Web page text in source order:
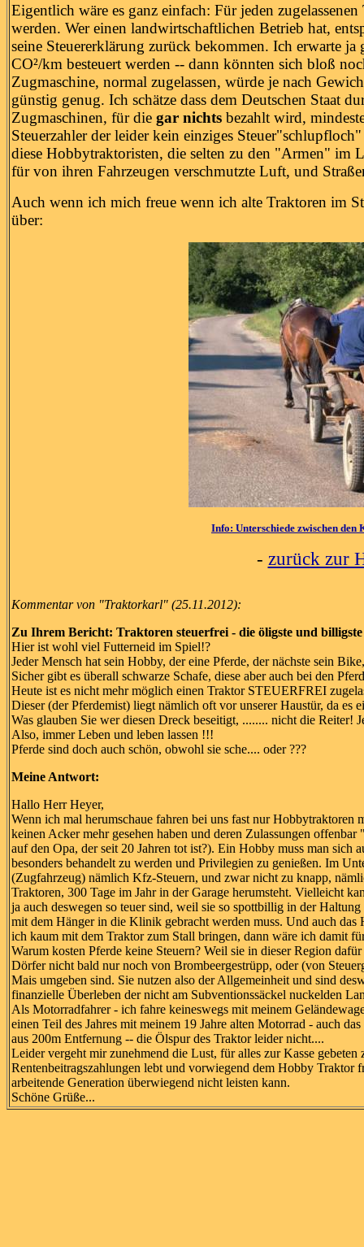
Eigentlich wäre es ganz einfach: Für jeden
werden. Wer einen landwirtschaftlichen Betrieb hat,
seine Steuererklärung zurück bekommen. Ich erwarte
CO²/km besteuert werden -- dann könnten sich bloß
Zugmaschine, normal zugelassen, würde je nach
günstig genug. Ich schätze dass dem Deutschen Staat
Zugmaschinen, für die gar nichts bezahlt wird,
Steuerzahler der leider kein einziges
diese Hobbytraktoristen, die selten zu den "Armen" im
für von ihren Fahrzeugen verschmutzte Luft, und
Auch wenn ich mich freue wenn ich alte Traktoren im
über:
Info: Unterschiede zwischen
- zurück zur
Kommentar von "Traktorkarl" (25.11.2012):
Zu Ihrem Bericht: Traktoren steuerfrei - die öligste und
Hier ist wohl viel Futterneid im Spiel!?
Jeder Mensch hat sein Hobby, der eine Pferde, der nächste sein
Sicher gibt es überall schwarze Schafe, diese aber auch bei den
Heute ist es nicht mehr möglich einen Traktor STEUERFREI
Dieser (der Pferdemist) liegt nämlich oft vor unserer Haustür, da es
Was glauben Sie wer diesen Dreck beseitigt, ........ nicht die Reiter!
Also, immer Leben und leben lassen !!!
Pferde sind doch auch schön, obwohl sie sche.... oder ???
Meine Antwort:
Hallo Herr Heyer,
Wenn ich mal herumschaue fahren bei uns fast nur
keinen Acker mehr gesehen haben und deren Zulassungen
auf den Opa, der seit 20 Jahren tot ist?). Ein Hobby muss man sich
besonders behandelt zu werden und Privilegien zu genießen. Im
(Zugfahrzeug) nämlich Kfz-Steuern, und zwar nicht zu knapp,
Traktoren, 300 Tage im Jahr in der Garage herumsteht. Vielleicht
ja auch deswegen so teuer sind, weil sie so spottbillig in der
mit dem Hänger in die Klinik gebracht werden muss. Und auch
ich kaum mit dem Traktor zum Stall bringen, dann wäre ich damit
Warum kosten Pferde keine Steuern? Weil sie in dieser Region
Dörfer nicht bald nur noch von Brombeergestrüpp, oder (von
Mais umgeben sind. Sie nutzen also der Allgemeinheit und sind
finanzielle Überleben der nicht am Subventionssäckel nuckelden
Als Motorradfahrer - ich fahre keineswegs mit meinem
einen Teil des Jahres mit meinem 19 Jahre alten Motorrad - auch
aus 200m Entfernung -- die Ölspur des Traktor leider nicht....
Leider vergeht mir zunehmend die Lust, für alles zur Kasse
Rentenbeitragszahlungen lebt und vorwiegend dem Hobby
arbeitende Generation überwiegend nicht leisten kann.
Schöne Grüße...